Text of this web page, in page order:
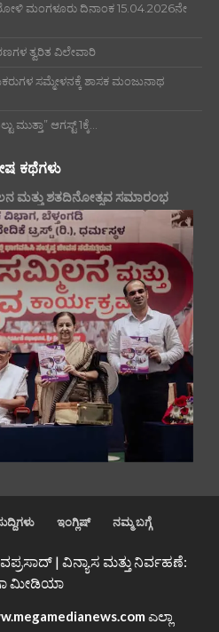
ಮಂಗಳೂರು ದಿನಾಂಕ 15.04.2026ನೇ
ತ್ವರಿತ ವಿಲೇವಾರಿ
ಸಮ್ಮೇಳನಕ್ಕೆ ಶಾಸಕ ಮಂಜುನಾಥ
ಆಗಸ್ಟ್ 1ಕ್ಕೆ...
ಕಥೆಗಳು
ಮತ್ತು ಶತದಿನೋತ್ಸವ ಸಮಾರಂಭ
ಇಂಗ್ಲಿಷ್ ನಮ್ಮ ಬಗ್ಗೆ
| ವಿನ್ಯಾಸ ಮತ್ತು ನಿರ್ವಹಣೆ:
ಮೀಡಿಯಾ
ಎಲ್ಲಾ